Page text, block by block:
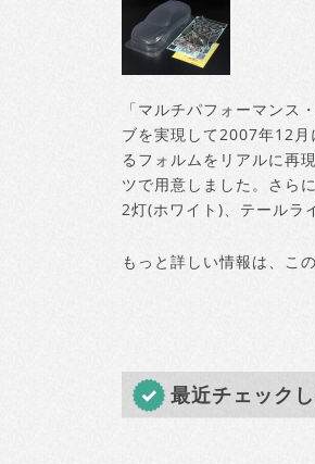
「マルチパフォーマンス
ブを実現して2007年12
るフォルムをリアルに再
ツで用意しました。さら
2灯(ホワイト)、テールラ
もっと詳しい情報は、こ
最近チェック